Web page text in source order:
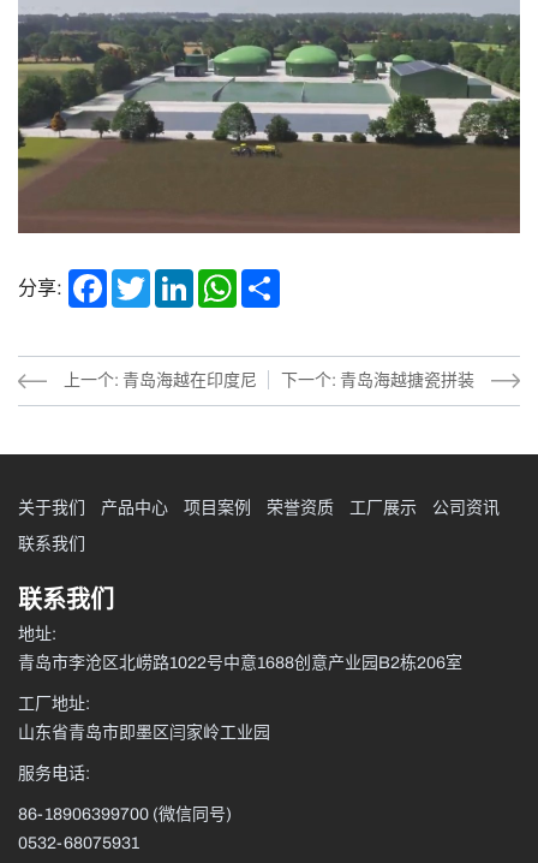
分享: Facebook
TwitterLinkedInWhatsApp
上一个: 青岛海越在印度尼
下一个: 青岛海越搪瓷拼装
水罐装货项目
关于我们 产品中心 项目案例 荣誉资质 工厂展示
公司资讯
联系我们
联系我们
地址:
青岛市李沧区北崂路1022号中意1688创意产业园B2栋206室
工厂地址:
山东省青岛市即墨区闫家岭工业园
服务电话:
86-18906399700(微信同号)
0532-68075931